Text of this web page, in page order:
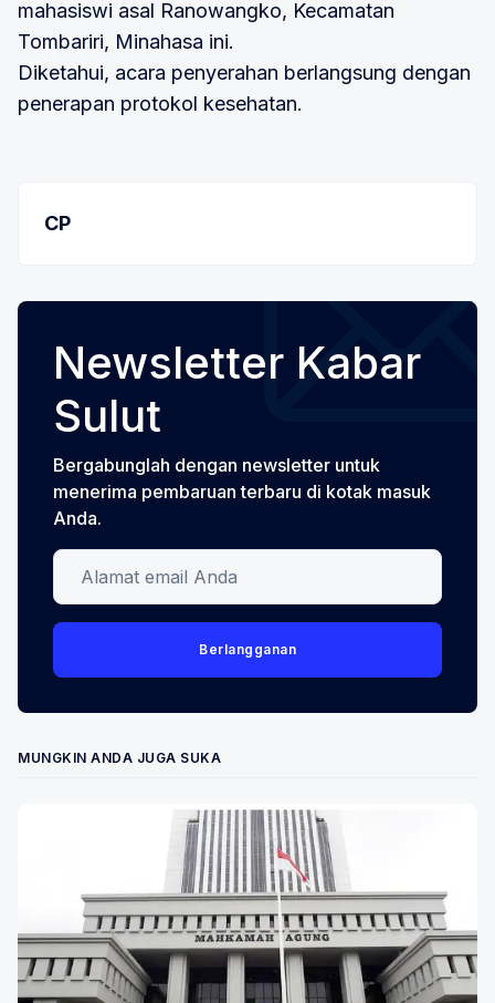
mahasiswi asal Ranowangko, Kecamatan
Tombariri, Minahasa ini.
Diketahui, acara penyerahan berlangsung dengan
penerapan protokol kesehatan.
CP
Newsletter Kabar
Sulut
Bergabunglah dengan newsletter untuk
menerima pembaruan terbaru di kotak masuk
Anda.
Alamat email Anda
Berlangganan
MUNGKIN ANDA JUGA SUKA